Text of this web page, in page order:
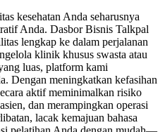
kesehatan Anda seharusnya
Anda. Dasbor Bisnis Talkpal
lengkap ke dalam perjalanan
klinik khusus swasta atau
luas, platform kami
Dengan meningkatkan kefasihan
aktif meminimalkan risiko
dan merampingkan operasi
lacak kemajuan bahasa